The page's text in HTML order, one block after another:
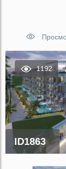
1192
ID1863